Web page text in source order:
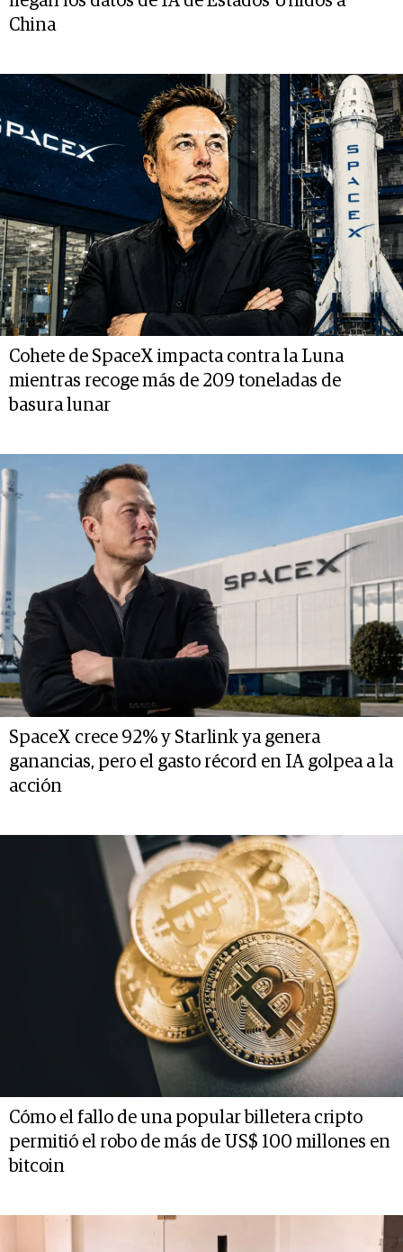
China
Cohete de SpaceX impacta contra la Luna
mientras recoge más de 209 toneladas de
basura lunar
SpaceX crece 92% y Starlink ya genera
ganancias, pero el gasto récord en IA golpea a la
acción
Cómo el fallo de una popular billetera cripto
permitió el robo de más de US$ 100 millones en
bitcoin